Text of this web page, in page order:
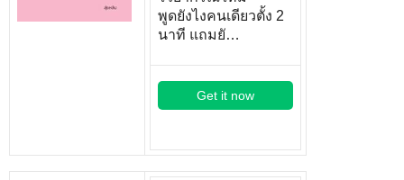
พูดยังไงคนเดียวตั้ง 2
นาที แถมยั…
Get it now